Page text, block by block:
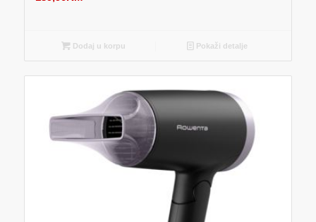
Dodaj u korpu Pokaži detalje